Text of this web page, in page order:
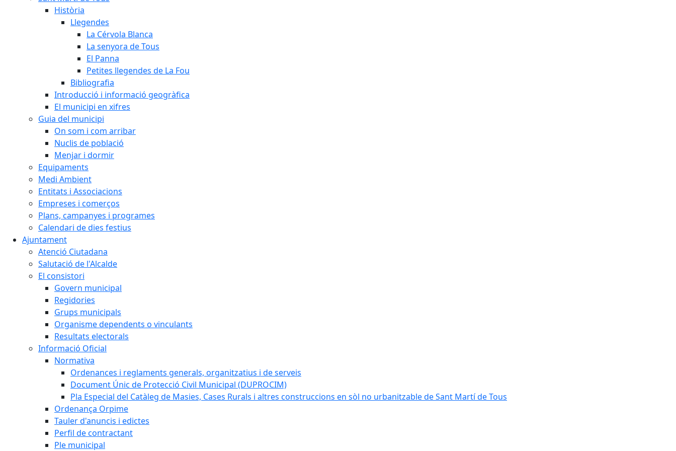
Història
Llegendes
La Cérvola Blanca
La senyora de Tous
El Panna
Petites llegendes de La Fou
Bibliografia
Introducció i informació geogràfica
El municipi en xifres
Guia del municipi
On som i com arribar
Nuclis de població
Menjar i dormir
Equipaments
Medi Ambient
Entitats i Associacions
Empreses i comerços
Plans, campanyes i programes
Calendari de dies festius
Ajuntament
Atenció Ciutadana
Salutació de l'Alcalde
El consistori
Govern municipal
Regidories
Grups municipals
Organisme dependents o vinculants
Resultats electorals
Informació Oficial
Normativa
Ordenances i reglaments generals, organitzatius i de serveis
Document Únic de Protecció Civil Municipal (DUPROCIM)
Pla Especial del Catàleg de Masies, Cases Rurals i altres construccions en sòl no urbanitzable de Sant Martí de Tous
Ordenança Orpime
Tauler d'anuncis i edictes
Perfil de contractant
Ple municipal